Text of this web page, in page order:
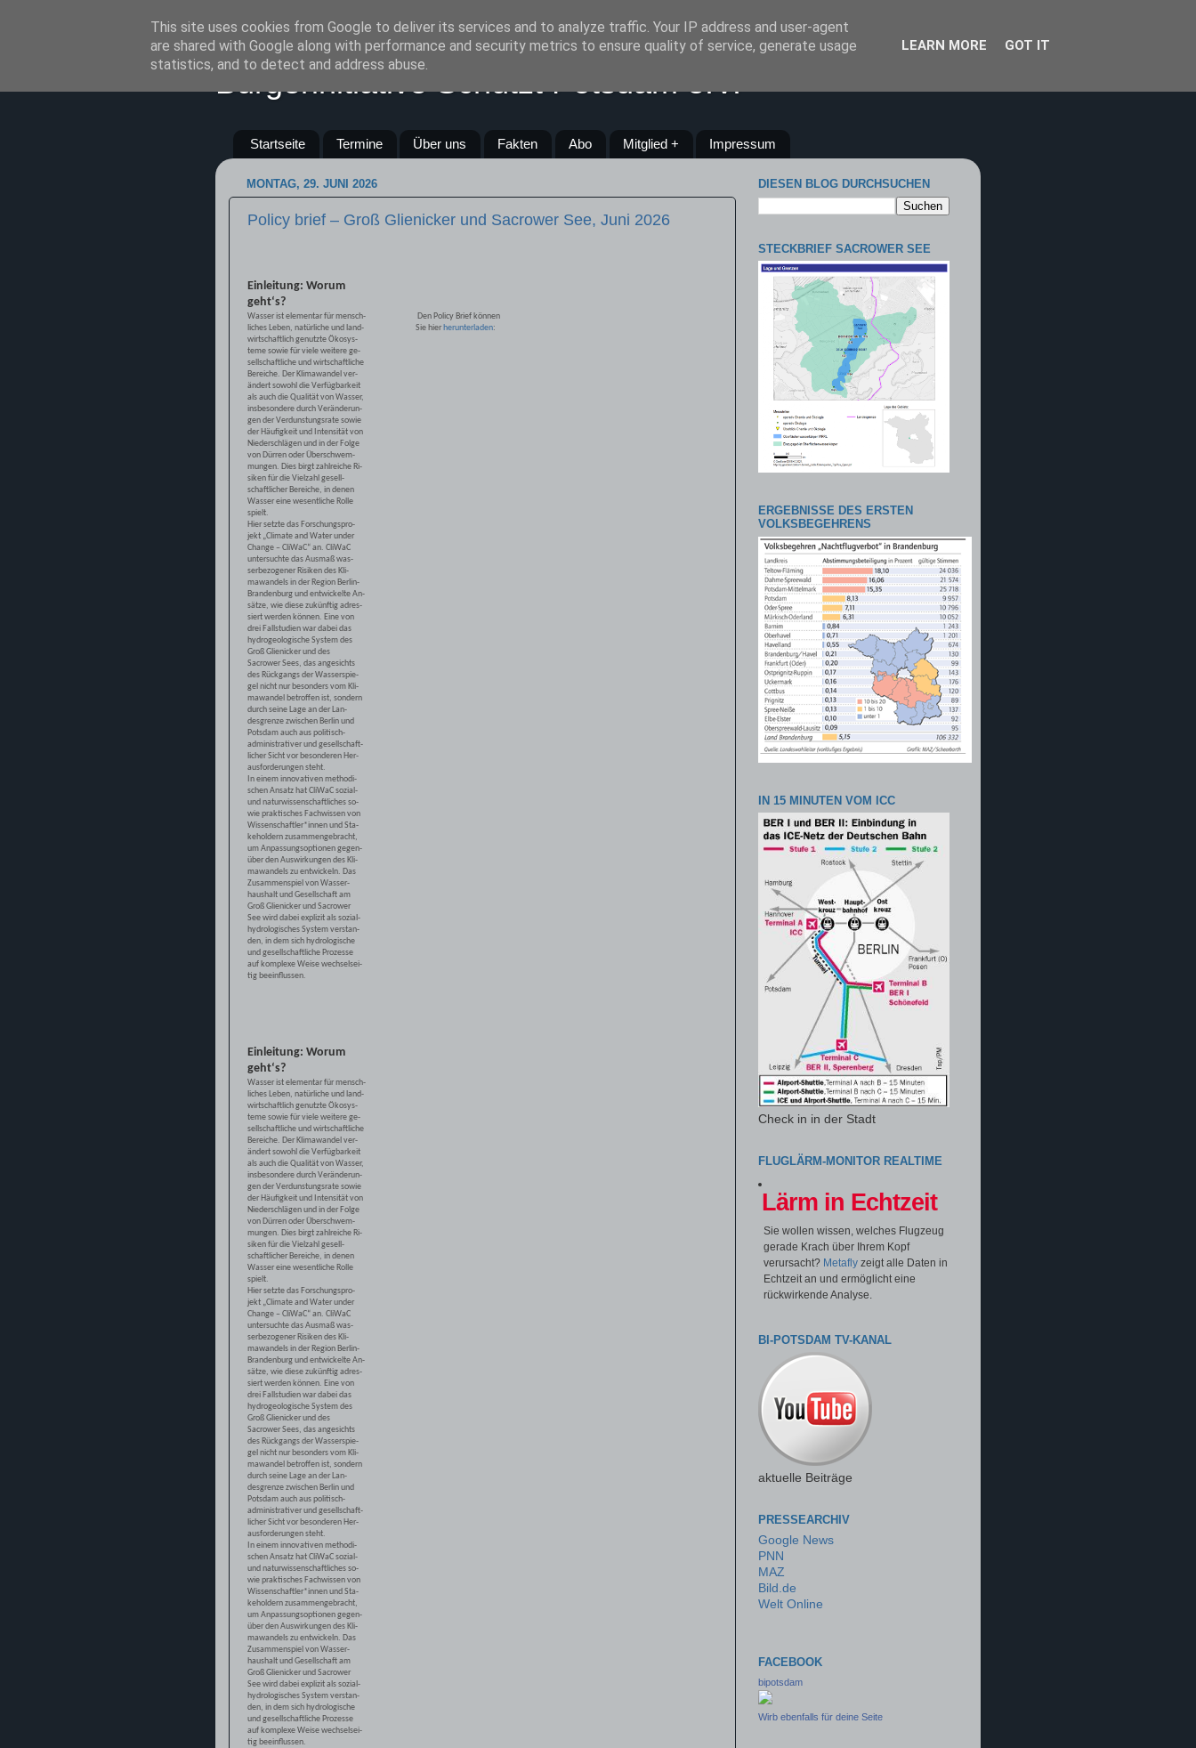
Bürgerinitiative Schützt Potsdam e.V.
Startseite Termine Über uns Fakten Abo Mitglied + Impressum
MONTAG, 29. JUNI 2026
Policy brief – Groß Glienicker und Sacrower See, Juni 2026
Einleitung: Worum
geht‘s?
Wasser ist elementar für mensch- Den Policy Brief können
liches Leben, natürliche und land- Sie hier herunterladen:
wirtschaftlich genutzte Ökosys-
teme sowie für viele weitere ge-
sellschaftliche und wirtschaftliche
Bereiche. Der Klimawandel ver-
ändert sowohl die Verfügbarkeit
als auch die Qualität von Wasser,
insbesondere durch Veränderun-
gen der Verdunstungsrate sowie
der Häufigkeit und Intensität von
Niederschlägen und in der Folge
von Dürren oder Überschwem-
mungen. Dies birgt zahlreiche Ri-
siken für die Vielzahl gesell-
schaftlicher Bereiche, in denen
Wasser eine wesentliche Rolle
spielt.
Hier setzte das Forschungspro-
jekt „Climate and Water under
Change – CliWaC“ an. CliWaC
untersuchte das Ausmaß was-
serbezogener Risiken des Kli-
mawandels in der Region Berlin-
Brandenburg und entwickelte An-
sätze, wie diese zukünftig adres-
siert werden können. Eine von
drei Fallstudien war dabei das
hydrogeologische System des
Groß Glienicker und des
Sacrower Sees, das angesichts
des Rückgangs der Wasserspie-
gel nicht nur besonders vom Kli-
mawandel betroffen ist, sondern
durch seine Lage an der Lan-
desgrenze zwischen Berlin und
Potsdam auch aus politisch-
administrativer und gesellschaft-
licher Sicht vor besonderen Her-
ausforderungen steht.
In einem innovativen methodi-
schen Ansatz hat CliWaC sozial-
und naturwissenschaftliches so-
wie praktisches Fachwissen von
Wissenschaftler*innen und Sta-
keholdern zusammengebracht,
um Anpassungsoptionen gegen-
über den Auswirkungen des Kli-
mawandels zu entwickeln. Das
Zusammenspiel von Wasser-
haushalt und Gesellschaft am
Groß Glienicker und Sacrower
See wird dabei explizit als sozial-
hydrologisches System verstan-
den, in dem sich hydrologische
und gesellschaftliche Prozesse
auf komplexe Weise wechselsei-
tig beeinflussen.
Einleitung: Worum
geht‘s?
Wasser ist elementar für mensch-
liches Leben, natürliche und land-
wirtschaftlich genutzte Ökosys-
teme sowie für viele weitere ge-
sellschaftliche und wirtschaftliche
Bereiche. Der Klimawandel ver-
ändert sowohl die Verfügbarkeit
als auch die Qualität von Wasser,
insbesondere durch Veränderun-
gen der Verdunstungsrate sowie
der Häufigkeit und Intensität von
Niederschlägen und in der Folge
von Dürren oder Überschwem-
mungen. Dies birgt zahlreiche Ri-
siken für die Vielzahl gesell-
schaftlicher Bereiche, in denen
Wasser eine wesentliche Rolle
spielt.
Hier setzte das Forschungspro-
jekt „Climate and Water under
Change – CliWaC“ an. CliWaC
untersuchte das Ausmaß was-
serbezogener Risiken des Kli-
mawandels in der Region Berlin-
Brandenburg und entwickelte An-
sätze, wie diese zukünftig adres-
siert werden können. Eine von
drei Fallstudien war dabei das
hydrogeologische System des
Groß Glienicker und des
Sacrower Sees, das angesichts
des Rückgangs der Wasserspie-
gel nicht nur besonders vom Kli-
mawandel betroffen ist, sondern
durch seine Lage an der Lan-
desgrenze zwischen Berlin und
Potsdam auch aus politisch-
administrativer und gesellschaft-
licher Sicht vor besonderen Her-
ausforderungen steht.
In einem innovativen methodi-
schen Ansatz hat CliWaC sozial-
und naturwissenschaftliches so-
wie praktisches Fachwissen von
Wissenschaftler*innen und Sta-
keholdern zusammengebracht,
um Anpassungsoptionen gegen-
über den Auswirkungen des Kli-
mawandels zu entwickeln. Das
Zusammenspiel von Wasser-
haushalt und Gesellschaft am
Groß Glienicker und Sacrower
See wird dabei explizit als sozial-
hydrologisches System verstan-
den, in dem sich hydrologische
und gesellschaftliche Prozesse
auf komplexe Weise wechselsei-
tig beeinflussen.
DIESEN BLOG DURCHSUCHEN
STECKBRIEF SACROWER SEE
ERGEBNISSE DES ERSTEN
VOLKSBEGEHRENS
IN 15 MINUTEN VOM ICC
Check in in der Stadt
FLUGLÄRM-MONITOR REALTIME
Lärm in Echtzeit
Sie wollen wissen, welches Flugzeug
gerade Krach über Ihrem Kopf
verursacht? Metafly zeigt alle Daten in
Echtzeit an und ermöglicht eine
rückwirkende Analyse.
BI-POTSDAM TV-KANAL
aktuelle Beiträge
PRESSEARCHIV
Google News
PNN
MAZ
Bild.de
Welt Online
FACEBOOK
bipotsdam
Wirb ebenfalls für deine Seite
This site uses cookies from Google to deliver its services and to analyze traffic. Your IP address and user-agent
are shared with Google along with performance and security metrics to ensure quality of service, generate usage
statistics, and to detect and address abuse.
LEARN MORE GOT IT